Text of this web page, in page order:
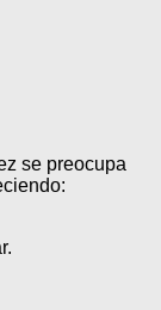
se preocupa